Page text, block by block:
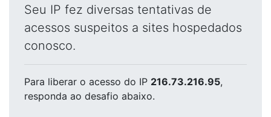
Seu IP fez diversas tentativas de
acessos suspeitos a sites hospedados
conosco.
Para liberar o acesso do IP 216.73.216.95,
responda ao desafio abaixo.